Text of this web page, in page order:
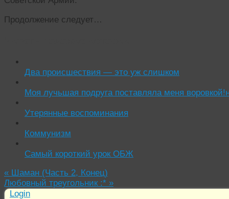
Продолжение следует…
Два происшествия — это уж слишком
Моя лучьшая подруга поставляла меня
Утерянные воспоминания
Коммунизм
Самый короткий урок ОБЖ
« Шаман (Часть 2, Конец)
Любовный треугольник :* »
Login